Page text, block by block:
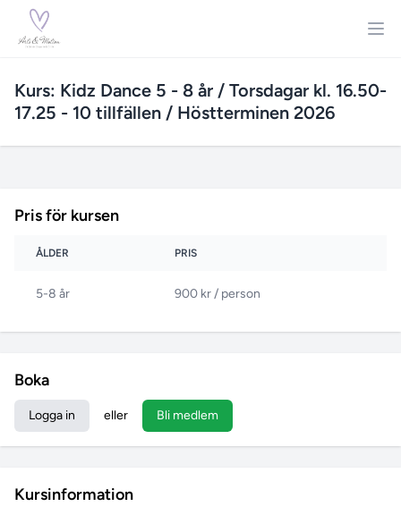
Kurs: Kidz Dance 5 - 8 år / Torsdagar kl. 16.50-
17.25 - 10 tillfällen / Höstterminen 2026
Pris för kursen
ÅLDER PRIS
5-8 år 900 kr / person
Boka
Logga in eller Bli medlem
Kursinformation